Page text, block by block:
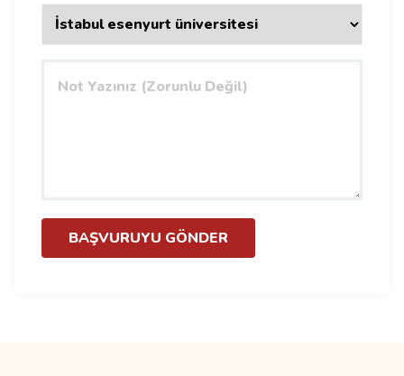
BAŞVURUYU GÖNDER